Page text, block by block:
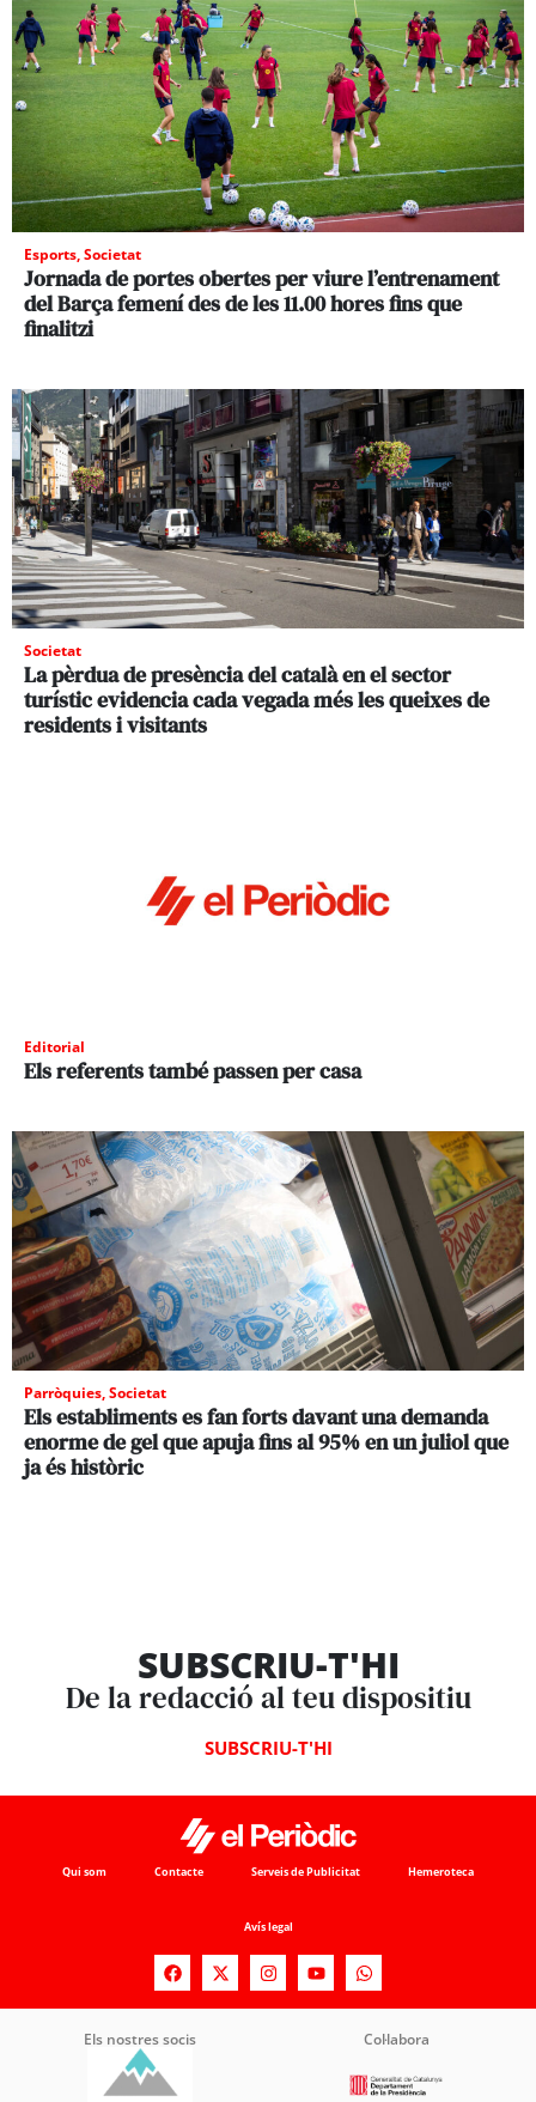
Esports,Societat
Jornada de portes obertes per viure l’entrenament
del Barça femení des de les 11.00 hores fins que
finalitzi
Societat
La pèrdua de presència del català en el sector
turístic evidencia cada vegada més les queixes de
residents i visitants
Editorial
Els referents també passen per casa
Parròquies,Societat
Els establiments es fan forts davant una demanda
enorme de gel que apuja fins al 95% en un juliol que
ja és històric
SUBSCRIU-T'HI
De la redacció al teu dispositiu
SUBSCRIU-T'HI
Qui som Contacte Serveis de Publicitat Hemeroteca
Avís legal
Els nostres socis Col·labora